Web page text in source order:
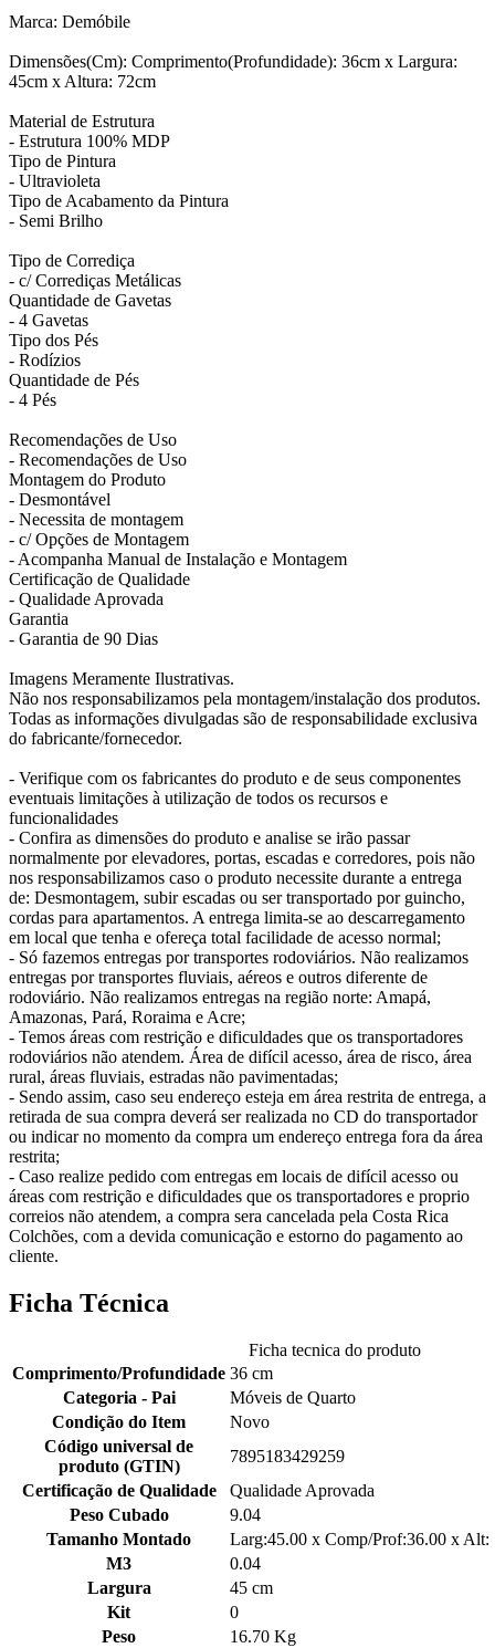
Marca: Demóbile
Dimensões(Cm): Comprimento(Profundidade): 36cm x Largura:
45cm x Altura: 72cm
Material de Estrutura
- Estrutura 100% MDP
Tipo de Pintura
- Ultravioleta
Tipo de Acabamento da Pintura
- Semi Brilho
Tipo de Corrediça
- c/ Corrediças Metálicas
Quantidade de Gavetas
- 4 Gavetas
Tipo dos Pés
- Rodízios
Quantidade de Pés
- 4 Pés
Recomendações de Uso
- Recomendações de Uso
Montagem do Produto
- Desmontável
- Necessita de montagem
- c/ Opções de Montagem
- Acompanha Manual de Instalação e Montagem
Certificação de Qualidade
- Qualidade Aprovada
Garantia
- Garantia de 90 Dias
Imagens Meramente Ilustrativas.
Não nos responsabilizamos pela montagem/instalação dos produtos.
Todas as informações divulgadas são de responsabilidade exclusiva
do fabricante/fornecedor.
- Verifique com os fabricantes do produto e de seus componentes
eventuais limitações à utilização de todos os recursos e
funcionalidades
- Confira as dimensões do produto e analise se irão passar
normalmente por elevadores, portas, escadas e corredores, pois não
nos responsabilizamos caso o produto necessite durante a entrega
de: Desmontagem, subir escadas ou ser transportado por guincho,
cordas para apartamentos. A entrega limita-se ao descarregamento
em local que tenha e ofereça total facilidade de acesso normal;
- Só fazemos entregas por transportes rodoviários. Não realizamos
entregas por transportes fluviais, aéreos e outros diferente de
rodoviário. Não realizamos entregas na região norte: Amapá,
Amazonas, Pará, Roraima e Acre;
- Temos áreas com restrição e dificuldades que os transportadores
rodoviários não atendem. Área de difícil acesso, área de risco, área
rural, áreas fluviais, estradas não pavimentadas;
- Sendo assim, caso seu endereço esteja em área restrita de entrega, a
retirada de sua compra deverá ser realizada no CD do transportador
ou indicar no momento da compra um endereço entrega fora da área
restrita;
- Caso realize pedido com entregas em locais de difícil acesso ou
áreas com restrição e dificuldades que os transportadores e proprio
correios não atendem, a compra sera cancelada pela Costa Rica
Colchões, com a devida comunicação e estorno do pagamento ao
cliente.
Ficha Técnica
Ficha tecnica do produto
Comprimento/Profundidade 36 cm
Categoria - Pai
Móveis de Quarto
Condição do Item
Novo
Código universal de
produto (GTIN)
7895183429259
Certificação de Qualidade
Qualidade Aprovada
Peso Cubado
9.04
Tamanho Montado
Larg:45.00 x Comp/Prof:36.00 x Alt:
M3
0.04
Largura
45 cm
Kit
0
Peso
16.70 Kg